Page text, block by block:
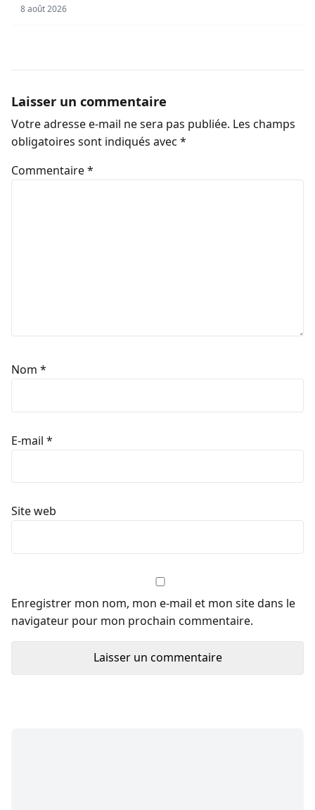
8 août 2026
Laisser un commentaire
Votre adresse e-mail ne sera pas publiée. Les champs
obligatoires sont indiqués avec *
Commentaire*
Nom *
E-mail *
Site web
Enregistrer mon nom, mon e-mail et mon site dans le
navigateur pour mon prochain commentaire.